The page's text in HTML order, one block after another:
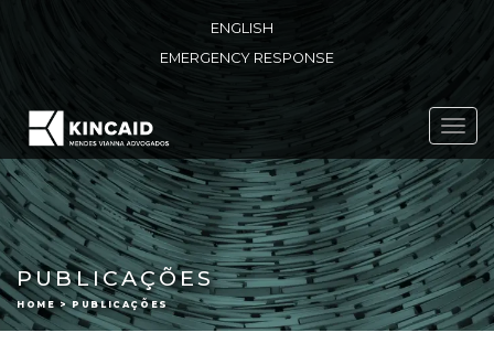
ENGLISH
EMERGENCY RESPONSE
PUBLICAÇÕES
HOME > PUBLICAÇÕES